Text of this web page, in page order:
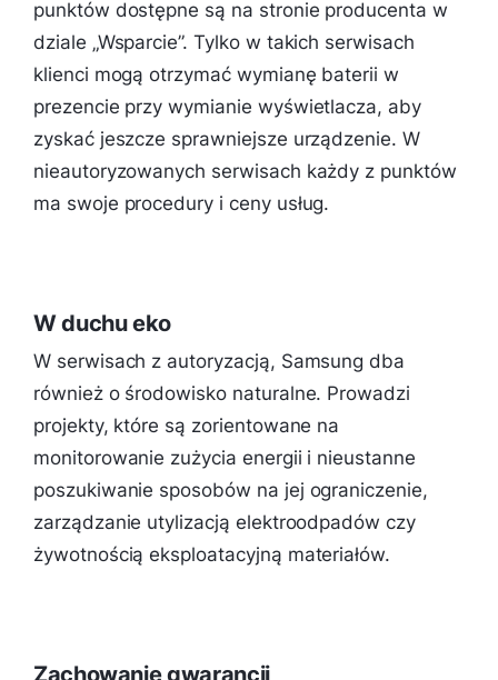
punktów dostępne są na stronie producenta w
dziale „Wsparcie”. Tylko w takich serwisach
klienci mogą otrzymać wymianę baterii w
prezencie przy wymianie wyświetlacza, aby
zyskać jeszcze sprawniejsze urządzenie. W
nieautoryzowanych serwisach każdy z punktów
ma swoje procedury i ceny usług.
W duchu eko
W serwisach z autoryzacją, Samsung dba
również o środowisko naturalne. Prowadzi
projekty, które są zorientowane na
monitorowanie zużycia energii i nieustanne
poszukiwanie sposobów na jej ograniczenie,
zarządzanie utylizacją elektroodpadów czy
żywotnością eksploatacyjną materiałów.